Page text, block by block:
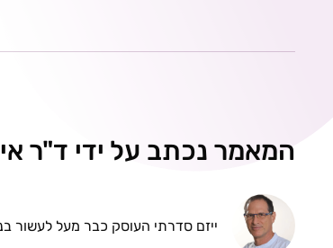
המאמר נכתב על ידי ד"ר
ייזם סדרתי העוסק כבר מעל לעשור